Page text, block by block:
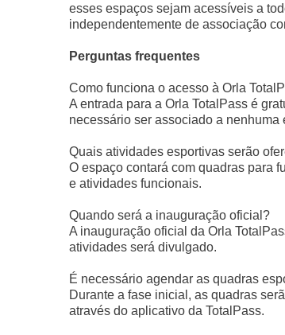
esses espaços sejam acessíveis a
independentemente de associação
Perguntas frequentes
Como funciona o acesso à Orla
A entrada para a Orla TotalPass é
necessário ser associado a
Quais atividades esportivas serão
O espaço contará com quadras para
e atividades funcionais.
Quando será a inauguração oficial?
A inauguração oficial da Orla
atividades será divulgado.
É necessário agendar as quadras
Durante a fase inicial, as quadras
através do aplicativo da TotalPass.